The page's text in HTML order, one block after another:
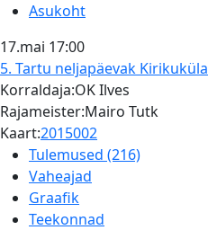
Asukoht
17.mai 17:00
5. Tartu neljapäevak Kirikuküla
Korraldaja:OK Ilves
Rajameister:Mairo Tutk
Kaart:2015002
Tulemused (216)
Vaheajad
Graafik
Teekonnad